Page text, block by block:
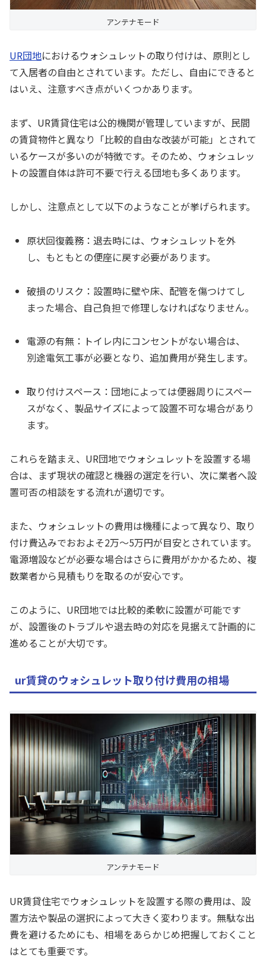
アンテナモード
UR団地におけるウォシュレットの取り付けは、原則とし
て入居者の自由とされています。ただし、自由にできると
はいえ、注意すべき点がいくつかあります。
まず、UR賃貸住宅は公的機関が管理していますが、民間
の賃貸物件と異なり「比較的自由な改装が可能」とされて
いるケースが多いのが特徴です。そのため、ウォシュレッ
トの設置自体は許可不要で行える団地も多くあります。
しかし、注意点として以下のようなことが挙げられます。
原状回復義務：退去時には、ウォシュレットを外
し、もともとの便座に戻す必要があります。
破損のリスク：設置時に壁や床、配管を傷つけてし
まった場合、自己負担で修理しなければなりません。
電源の有無：トイレ内にコンセントがない場合は、
別途電気工事が必要となり、追加費用が発生します。
取り付けスペース：団地によっては便器周りにスペー
スがなく、製品サイズによって設置不可な場合があり
ます。
これらを踏まえ、UR団地でウォシュレットを設置する場
合は、まず現状の確認と機器の選定を行い、次に業者へ設
置可否の相談をする流れが適切です。
また、ウォシュレットの費用は機種によって異なり、取り
付け費込みでおおよそ2万～5万円が目安とされています。
電源増設などが必要な場合はさらに費用がかかるため、複
数業者から見積もりを取るのが安心です。
このように、UR団地では比較的柔軟に設置が可能です
が、設置後のトラブルや退去時の対応を見据えて計画的に
進めることが大切です。
ur賃貸のウォシュレット取り付け費用の相場
アンテナモード
UR賃貸住宅でウォシュレットを設置する際の費用は、設
置方法や製品の選択によって大きく変わります。無駄な出
費を避けるためにも、相場をあらかじめ把握しておくこと
はとても重要です。